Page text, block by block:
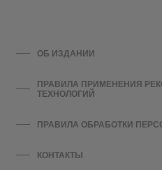
ОБ ИЗДАНИИ
ПРАВИЛА ПРИМЕНЕНИЯ
ТЕХНОЛОГИЙ
ПРАВИЛА ОБРАБОТКИ
КОНТАКТЫ